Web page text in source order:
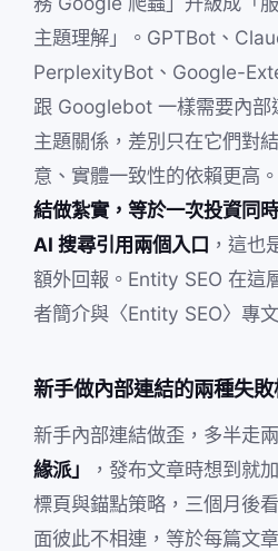
主題理解」。GPTBot、
PerplexityBot、Google-
跟 Googlebot 一樣需要內部
主題關係，差別只在它們對
意、實體一致性的依賴更高
結做紮實，等於一次投資同
AI 搜尋引用兩個入口 ，這也
額外回報。Entity SEO 在這
者簡介與〈Entity SEO〉專
新手做內部連結的兩種失
新手內部連結做歪，多半走
緣派」
，發布文章時想到就
標頁與錨點策略，三個月後
面彼此不相連，等於每篇文